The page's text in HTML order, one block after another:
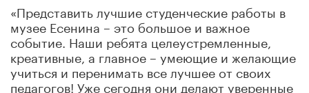
«Представить лучшие студенческие работы в
музее Есенина – это большое и важное
событие. Наши ребята целеустремленные,
креативные, а главное – умеющие и желающие
учиться и перенимать все лучшее от своих
педагогов! Уже сегодня они делают уверенные